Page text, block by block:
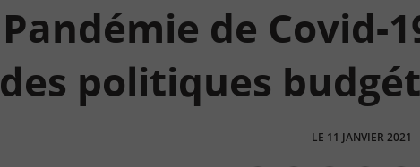
Pandémie de Covid-
des politiques
LE 11 JANVIER 2021